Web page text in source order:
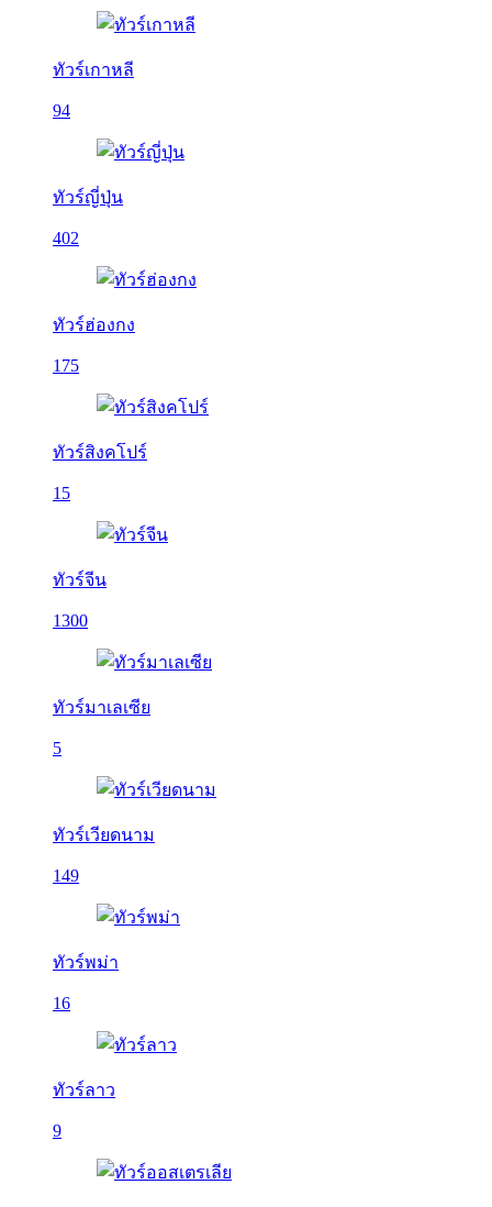
ทัวร์เกาหลี
94
ทัวร์ญี่ปุ่น
402
ทัวร์ฮ่องกง
175
ทัวร์สิงคโปร์
15
ทัวร์จีน
1300
ทัวร์มาเลเซีย
5
ทัวร์เวียดนาม
149
ทัวร์พม่า
16
ทัวร์ลาว
9